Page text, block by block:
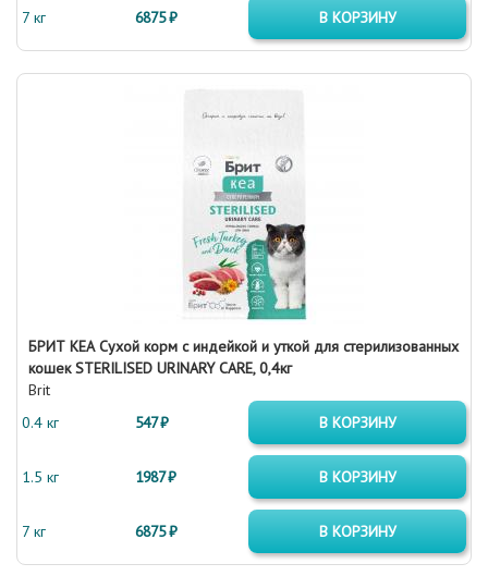
7 кг 6875 ₽ В КОРЗИНУ
БРИТ КЕА Сухой корм с индейкой и уткой для стерилизованных
кошек STERILISED URINARY CARE, 0,4кг
Brit
0.4 кг
547 ₽ В КОРЗИНУ
1.5 кг 1987 ₽ В КОРЗИНУ
7 кг 6875 ₽ В КОРЗИНУ